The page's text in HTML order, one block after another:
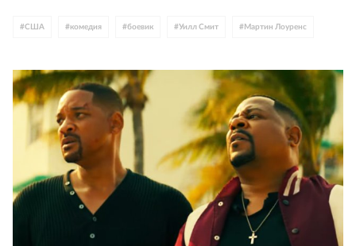
#США #комедия #боевик #Уилл Смит # Мартин Лоуренс